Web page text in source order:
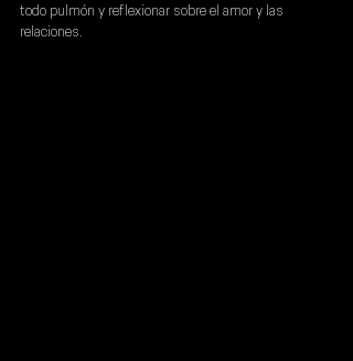
todo pulmón y reflexionar sobre el amor y las
relaciones.